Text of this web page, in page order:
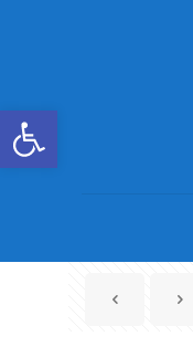
Ανοίξτε τη γραμμή εργαλείων